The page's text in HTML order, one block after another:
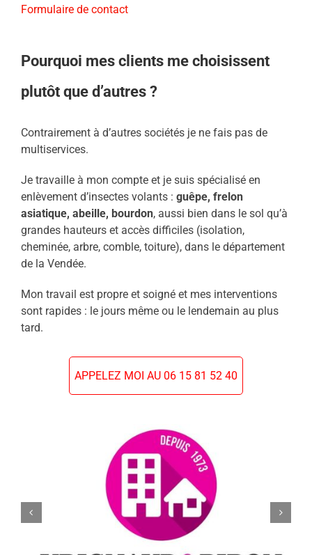
Formulaire de contact
Pourquoi mes clients me choisissent
plutôt que d’autres ?
Contrairement à d’autres sociétés je ne fais pas de
multiservices.
Je travaille à mon compte et je suis spécialisé en
enlèvement d’insectes volants : guêpe, frelon
asiatique, abeille, bourdon, aussi bien dans le sol qu’à
grandes hauteurs et accès difficiles (isolation,
cheminée, arbre, comble, toiture), dans le département
de la Vendée.
Mon travail est propre et soigné et mes interventions
sont rapides : le jours même ou le lendemain au plus
tard.
APPELEZ MOI AU 06 15 81 52 40